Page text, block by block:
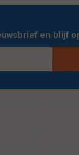
en blijf